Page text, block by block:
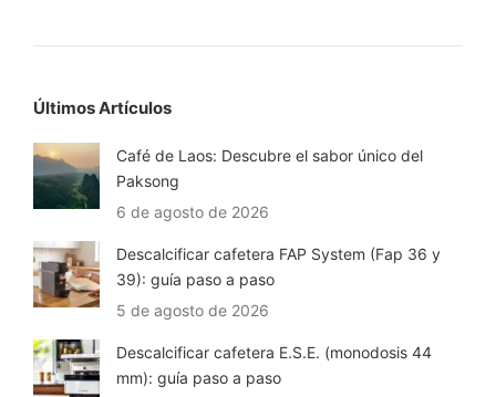
Últimos Artículos
Café de Laos: Descubre el sabor único del
Paksong
6 de agosto de 2026
Descalcificar cafetera FAP System (Fap 36 y
39): guía paso a paso
5 de agosto de 2026
Descalcificar cafetera E.S.E. (monodosis 44
mm): guía paso a paso